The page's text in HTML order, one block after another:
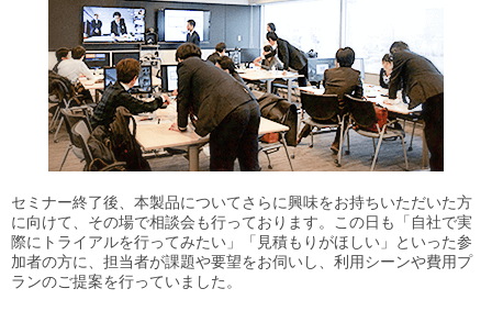
セミナー終了後、本製品についてさらに興味をお持ちいただいた方
に向けて、その場で相談会も行っております。この日も「自社で実
際にトライアルを行ってみたい」「見積もりがほしい」といった参
加者の方に、担当者が課題や要望をお伺いし、利用シーンや費用プ
ランのご提案を行っていました。